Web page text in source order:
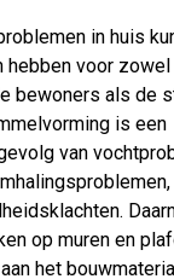
in huis
hebben voor
bewoners als de
is een
van
op muren en
het